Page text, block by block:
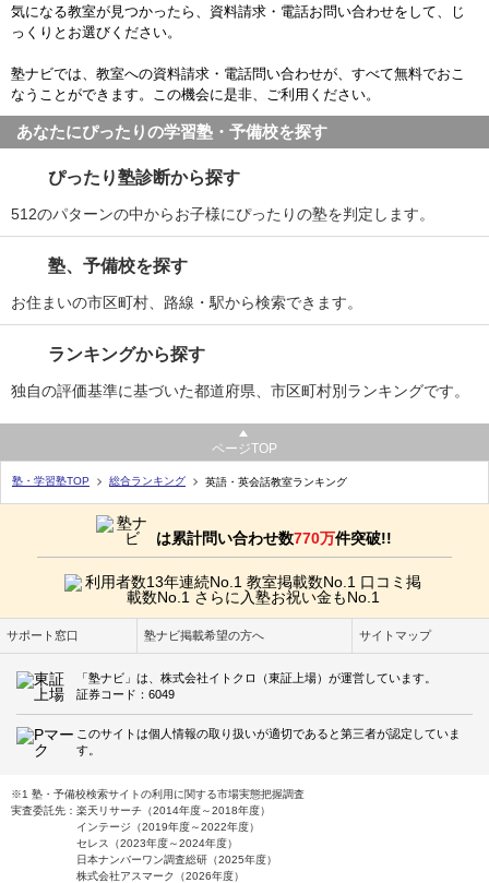
気になる教室が見つかったら、資料請求・電話お問い合わせをして、じ
っくりとお選びください。
塾ナビでは、教室への資料請求・電話問い合わせが、すべて無料でおこ
なうことができます。この機会に是非、ご利用ください。
あなたにぴったりの学習塾・予備校を探す
ぴったり塾診断から探す
512のパターンの中からお子様にぴったりの塾を判定します。
塾、予備校を探す
お住まいの市区町村、路線・駅から検索できます。
ランキングから探す
独自の評価基準に基づいた都道府県、市区町村別ランキングです。
ページTOP
塾・学習塾TOP 総合ランキング 英語・英会話教室ランキング
は累計問い合わせ数770万件突破!!
サポート窓口 塾ナビ掲載希望の方へ サイトマップ
「塾ナビ」は、株式会社イトクロ（東証上場）が運営しています。
証券コード：6049
このサイトは個人情報の取り扱いが適切であると第三者が認定していま
す。
※1 塾・予備校検索サイトの利用に関する市場実態把握調査
実査委託先：楽天リサーチ（2014年度～2018年度）
インテージ（2019年度～2022年度）
セレス（2023年度～2024年度）
日本ナンバーワン調査総研（2025年度）
株式会社アスマーク（2026年度）